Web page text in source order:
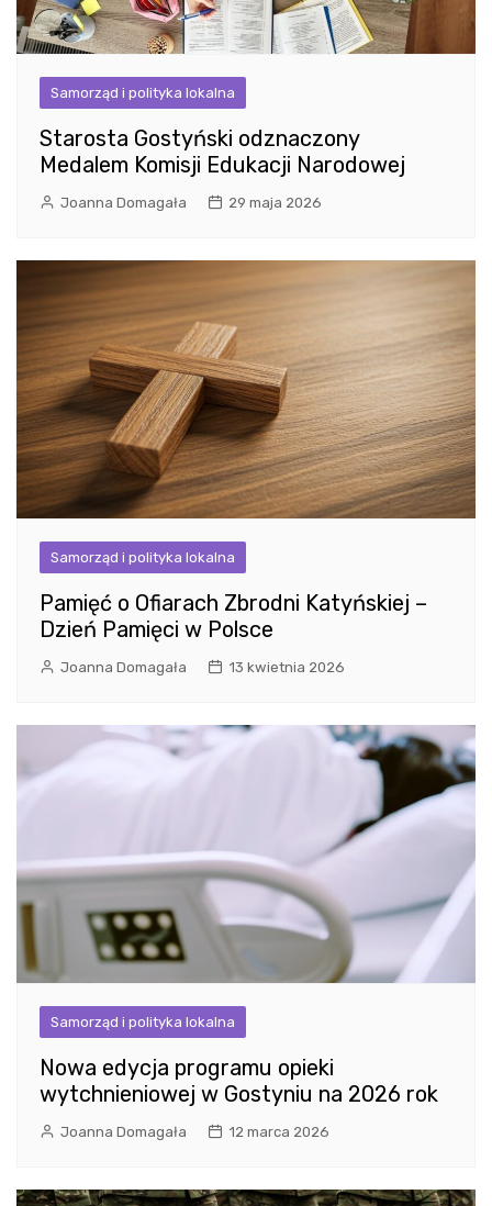
Samorząd i polityka lokalna
Starosta Gostyński odznaczony
Medalem Komisji Edukacji Narodowej
Joanna Domagała 29 maja 2026
Samorząd i polityka lokalna
Pamięć o Ofiarach Zbrodni Katyńskiej –
Dzień Pamięci w Polsce
Joanna Domagała 13 kwietnia 2026
Samorząd i polityka lokalna
Nowa edycja programu opieki
wytchnieniowej w Gostyniu na 2026 rok
Joanna Domagała 12 marca 2026